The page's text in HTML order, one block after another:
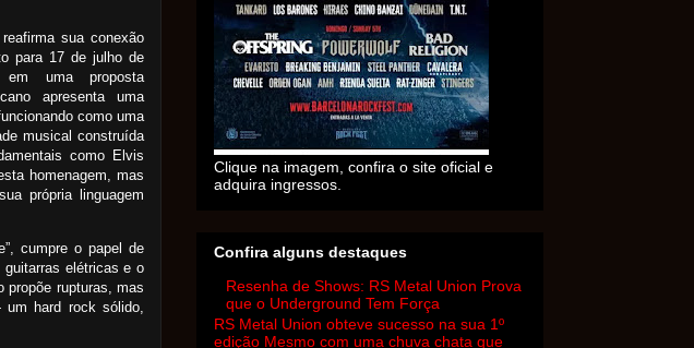
sua conexão
para 17 de julho de
uma proposta
apresenta uma
como uma
musical construída
como Elvis
homenagem, mas
própria linguagem
cumpre o papel de
guitarras elétricas e o
rupturas, mas
hard rock sólido,
Clique na imagem, confira o site oficial e
adquira ingressos.
Confira alguns destaques
Resenha de Shows: RS Metal Union Prova
que o Underground Tem Força
RS Metal Union obteve sucesso na sua 1º
edição Mesmo com uma chuva chata que